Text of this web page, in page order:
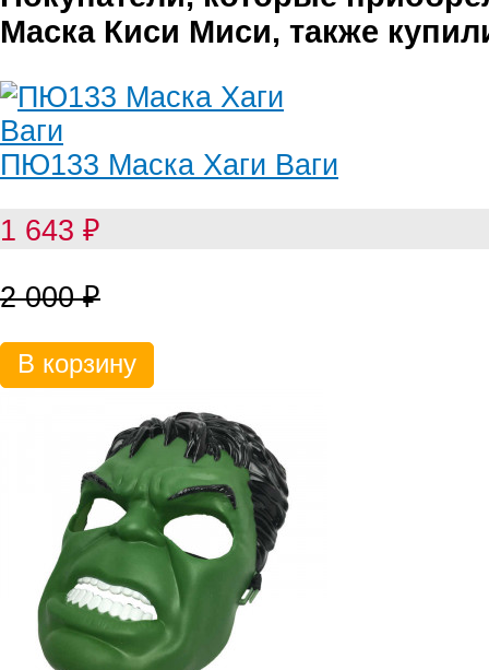
Маска Киси Миси, также
ПЮ133 Маска Хаги Ваги
1 643 ₽
2 000₽
В корзину